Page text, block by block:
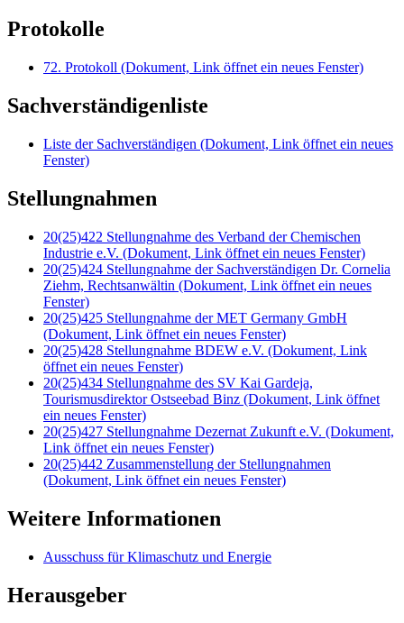
Protokolle
72. Protokoll (Dokument, Link öffnet ein neues Fenster)
Sachverständigenliste
Liste der Sachverständigen (Dokument, Link öffnet ein neues
Fenster)
Stellungnahmen
20(25)422 Stellungnahme des Verband der Chemischen
Industrie e.V. (Dokument, Link öffnet ein neues Fenster)
20(25)424 Stellungnahme der Sachverständigen Dr. Cornelia
Ziehm, Rechtsanwältin (Dokument, Link öffnet ein neues
Fenster)
20(25)425 Stellungnahme der MET Germany GmbH
(Dokument, Link öffnet ein neues Fenster)
20(25)428 Stellungnahme BDEW e.V. (Dokument, Link
öffnet ein neues Fenster)
20(25)434 Stellungnahme des SV Kai Gardeja,
Tourismusdirektor Ostseebad Binz (Dokument, Link öffnet
ein neues Fenster)
20(25)427 Stellungnahme Dezernat Zukunft e.V. (Dokument,
Link öffnet ein neues Fenster)
20(25)442 Zusammenstellung der Stellungnahmen
(Dokument, Link öffnet ein neues Fenster)
Weitere Informationen
Ausschuss für Klimaschutz und Energie
Herausgeber